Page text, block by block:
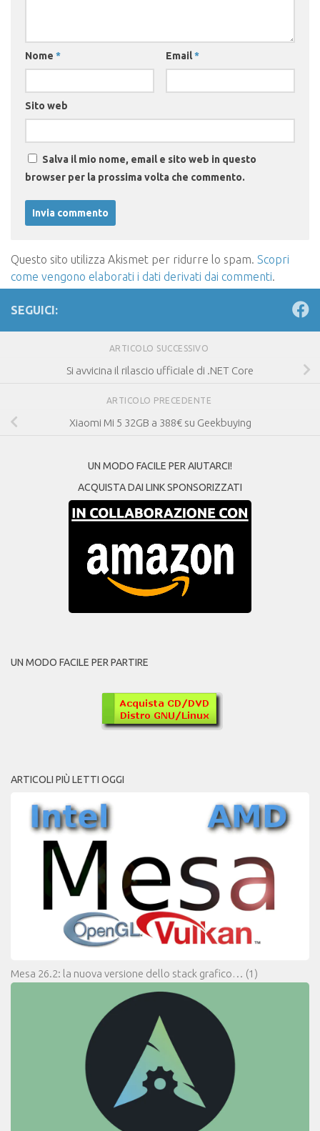
Nome * Email*
Sito web
Salva il mio nome, email e sito web in questo
browser per la prossima volta che commento.
Questo sito utilizza Akismet per ridurre lo spam. Scopri
come vengono elaborati i dati derivati dai commenti.
SEGUICI:
ARTICOLO SUCCESSIVO
Si avvicina il rilascio ufficiale di .NET Core
ARTICOLO PRECEDENTE
Xiaomi Mi 5 32GB a 388€ su Geekbuying
UN MODO FACILE PER AIUTARCI!
ACQUISTA DAI LINK SPONSORIZZATI
UN MODO FACILE PER PARTIRE
ARTICOLI PIÙ LETTI OGGI
Mesa 26.2: la nuova versione dello stack grafico… (1)